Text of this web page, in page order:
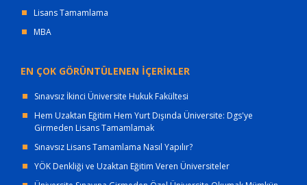
Lisans Tamamlama
MBA
EN ÇOK GÖRÜNTÜLENEN İÇERİKLER
Sınavsız İkinci Üniversite Hukuk Fakültesi
Hem Uzaktan Eğitim Hem Yurt Dışında Üniversite: Dgs'ye
Girmeden Lisans Tamamlamak
Sınavsız Lisans Tamamlama Nasıl Yapılır?
YÖK Denkliği ve Uzaktan Eğitim Veren Üniversiteler